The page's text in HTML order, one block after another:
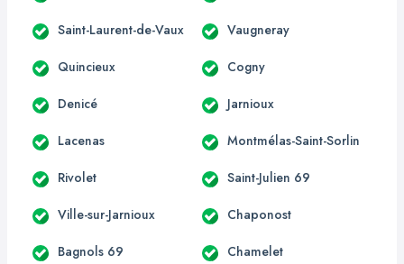
Saint-Laurent-de-Vaux Vaugneray
Quincieux Cogny
Denicé Jarnioux
Lacenas Montmélas-Saint-Sorlin
Rivolet Saint-Julien 69
Ville-sur-Jarnioux Chaponost
Bagnols 69 Chamelet